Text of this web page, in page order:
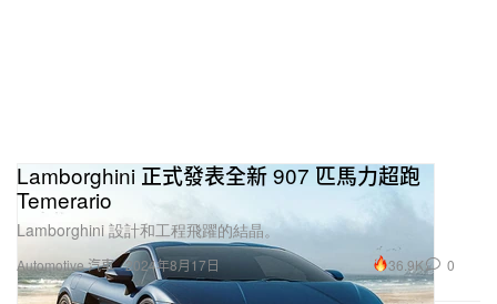
Automotive 汽車
Lamborghini 正式發表全新 907 匹馬力超跑
Temerario
Lamborghini 設計和工程飛躍的結晶。
2024年8月17日 36.9K 0